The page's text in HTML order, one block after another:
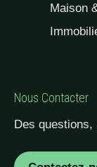
Maison
Nous Contacter
Des